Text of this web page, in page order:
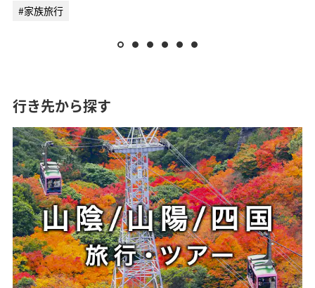
ANAトラベラーズ厳選 軽井沢
ANAトラベラーズ厳選 石和
北陸・東海エリア
#家族旅行
行き先から探す